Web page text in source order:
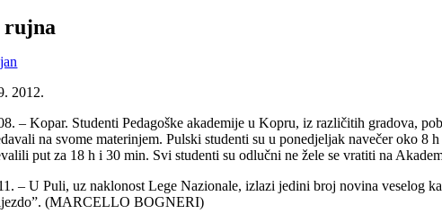
rujna
2012.
– Kopar. Studenti Pedagoške akademije u Kopru, iz različitih gradova,
na svome materinjem. Pulski studenti su u ponedjeljak navečer oko
put za 18 h i 30 min. Svi studenti su odlučni ne žele se vratiti na
– U Puli, uz naklonost Lege Nazionale, izlazi jedini broj novina veselog
(MARCELLO BOGNERI)